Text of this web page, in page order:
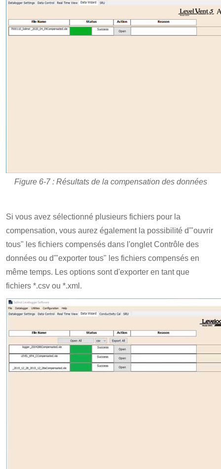
Figure 6-7 : Résultats de la compensation des données
Si vous avez sélectionné plusieurs fichiers pour la
compensation, vous aurez également la possibilité d'"ouvrir
tous" les fichiers compensés dans l'onglet Contrôle des
données ou d'"exporter tous" les fichiers compensés en
même temps. Les options sont d'exporter en tant que
fichiers *.csv ou *.xml.